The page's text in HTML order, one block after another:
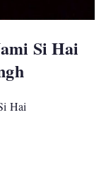
Si Hai
Hai